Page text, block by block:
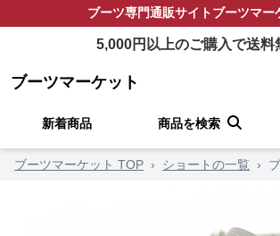
ブーツ専門通販サイトブーツマー
5,000円以上のご購入で送料
ブーツマーケット
新着商品 商品を検索
ブーツマーケット TOP › ショートの一覧 ›